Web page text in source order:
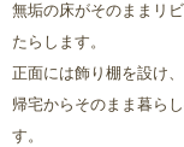
無垢の床がそのままリ
たらします。
正面には飾り棚を設け
帰宅からそのまま暮ら
す。